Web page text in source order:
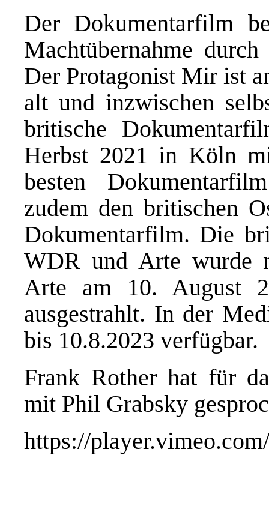
Der Dokumentarfilm
Machtübernahme
Der Protagonist Mir ist
alt und inzwischen
britische
Herbst 2021 in Köln
besten
zudem den britischen
Dokumentarfilm. Die
WDR und Arte wurde
Arte am 10. August
ausgestrahlt. In der
bis 10.8.2023 verfügbar.
Frank Rother hat für
mit Phil Grabsky
https://